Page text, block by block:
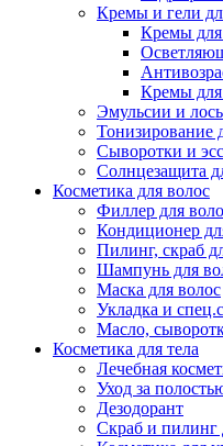
Кремы и гели
Кремы
Кремы
Эмульсии и
Тонизирование
Сыворотки и
Солнцезащита
Косметика для волос
Филлер для
Кондиционер
Пилинг, скраб
Шампунь для
Маска для волос
Укладка и
Масло,
Косметика для тела
Лечебная
Уход за
Дезодорант
Скраб и пилинг